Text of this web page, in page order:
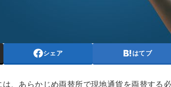
シェア はてブ
、あらかじめ両替所で現地通貨を両替する必